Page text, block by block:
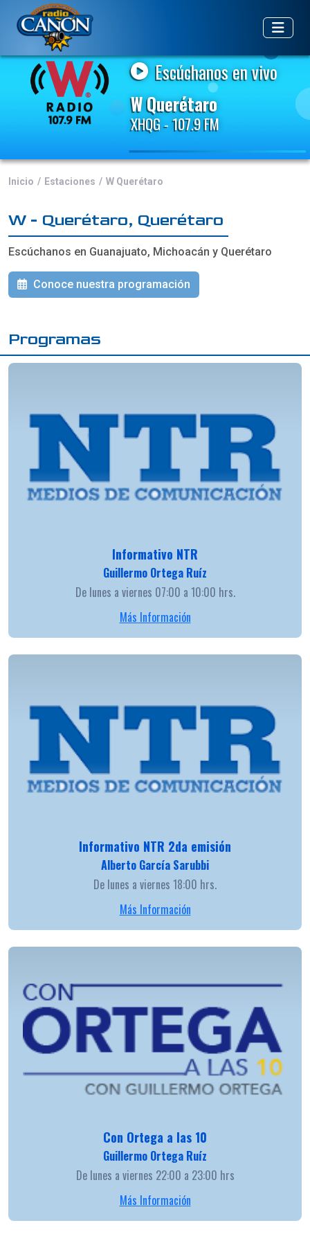
Escúchanos en vivo
W Querétaro
XHQG - 107.9 FM
Inicio Estaciones W Querétaro
W - Querétaro, Querétaro
Escúchanos en Guanajuato, Michoacán y Querétaro
Conoce nuestra programación
Programas
Informativo NTR
Guillermo Ortega Ruíz
De lunes a viernes 07:00 a 10:00 hrs.
Más Información
Informativo NTR 2da emisión
Alberto García Sarubbi
De lunes a viernes 18:00 hrs.
Más Información
Con Ortega a las 10
Guillermo Ortega Ruíz
De lunes a viernes 22:00 a 23:00 hrs
Más Información